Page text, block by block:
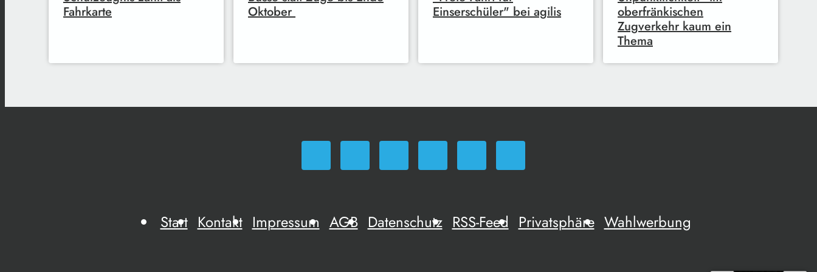
Fahrkarte
Oktober
Einserschüler" bei agilis
oberfränkischen
Zugverkehr kaum ein
Thema
Start Kontakt Impressum AGB Datenschutz RSS-Feed Privatsphäre Wahlwerbung